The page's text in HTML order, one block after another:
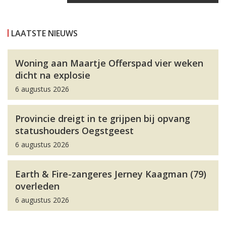
LAATSTE NIEUWS
Woning aan Maartje Offerspad vier weken
dicht na explosie
6 augustus 2026
Provincie dreigt in te grijpen bij opvang
statushouders Oegstgeest
6 augustus 2026
Earth & Fire-zangeres Jerney Kaagman (79)
overleden
6 augustus 2026